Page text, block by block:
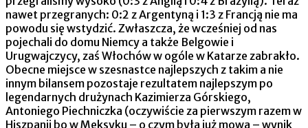
nawet przegranych: 0:2 z Argentyną i 1:3 z Francją nie ma
powodu się wstydzić. Zwłaszcza, że wcześniej od nas
pojechali do domu Niemcy a także Belgowie i
Urugwajczycy, zaś Włochów w ogóle w Katarze zabrakło.
Obecne miejsce w szesnastce najlepszych z takim a nie
innym bilansem pozostaje rezultatem najlepszym po
legendarnych drużynach Kazimierza Górskiego,
Antoniego Piechniczka (oczywiście za pierwszym razem w
Hiszpanii bo w Meksyku – o czym była już mowa – wynik